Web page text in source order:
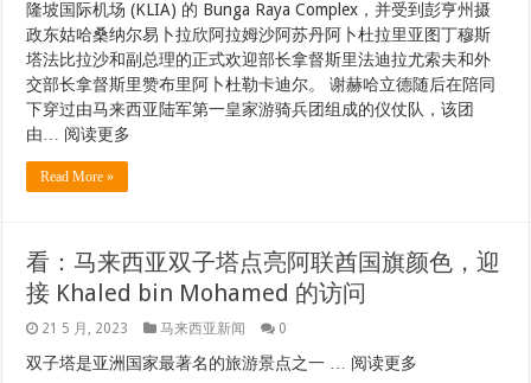
看：马来西亚双子塔点亮阿联酋国旗颜色，迎
接 Khaled bin Mohamed 的访问
21 5 月, 2023 马来西亚新闻 0
双子塔是亚洲国家最著名的旅游景点之一 … 阅读更多
Read More »
看：马来西亚双子塔点亮阿联酋国旗颜色，迎
接 Khaled bin Mohamed 的访问
21 5 月, 2023 马来西亚新闻 0
双子塔是亚洲国家最著名的旅游景点之一 … 阅读更多